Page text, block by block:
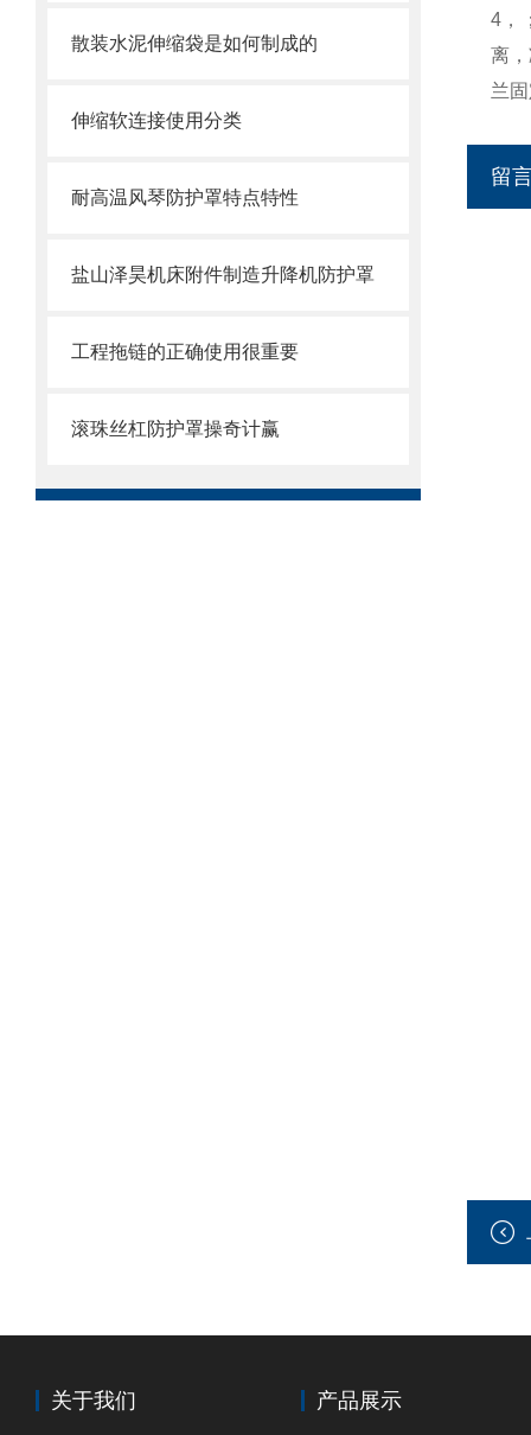
散装水泥伸缩袋是如何制成的
伸缩软连接使用分类
耐高温风琴防护罩特点特性
盐山泽昊机床附件制造升降机防护罩
工程拖链的正确使用很重要
滚珠丝杠防护罩操奇计赢
4，
离
兰
留
关于我们 产品展示